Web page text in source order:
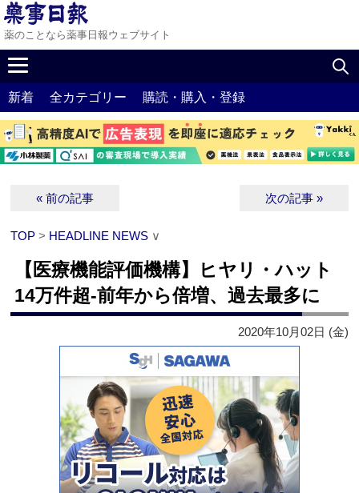
薬のことなら薬事日報ウェブサイト
新着 全カテゴリー 購読・購入・登録
« 前の記事 次の記事 »
TOP > HEADLINE NEWS ∨
【医療機能評価機構】ヒヤリ・ハット
14万件超‐前年から倍増、過去最多に
2020年10月02日 (金)